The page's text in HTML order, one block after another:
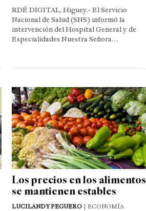
RDÉ DIGITAL, Higuey.- El Servicio
Nacional de Salud (SNS) informó la
intervención del Hospital General y de
Especialidades Nuestra Señora…
Los precios en los alimentos
se mantienen estables
LUCILANDY PEGUERO| ECONOMÍA